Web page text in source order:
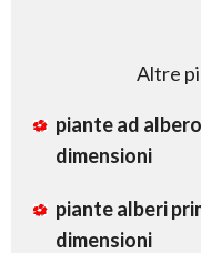
Altre
piante ad
dimensioni
piante alberi
dimensioni